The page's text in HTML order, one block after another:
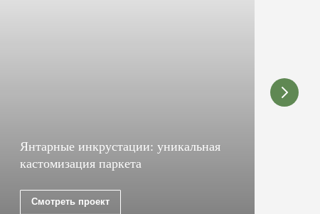
Янтарные инкрустации: уникальная
кастомизация паркета
Смотреть проект